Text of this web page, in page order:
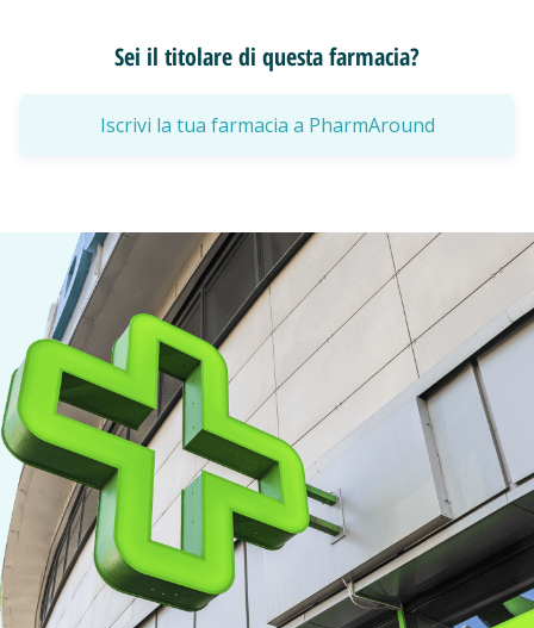
Sei il titolare di questa farmacia?
Iscrivi la tua farmacia a PharmAround